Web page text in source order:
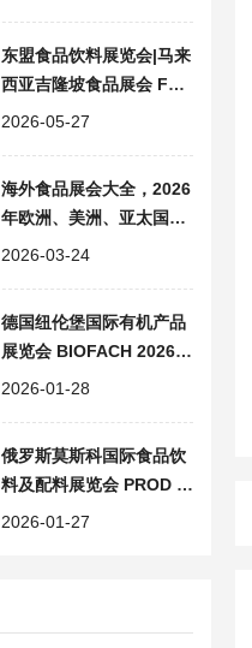
东盟食品饮料展览会|马来
西亚吉隆坡食品展会 FNB
ASEAN 2026
2026-05-27
海外食品展会大全，2026
年欧洲、美洲、亚太国际
食品餐饮行业展览会清单
2026-03-24
德国纽伦堡国际有机产品
展览会 BIOFACH 2026,
欧洲食品饮料展会
2026-01-28
俄罗斯莫斯科国际食品饮
料及配料展览会 PROD E
XPO 2026, 欧洲食品展会
2026-01-27